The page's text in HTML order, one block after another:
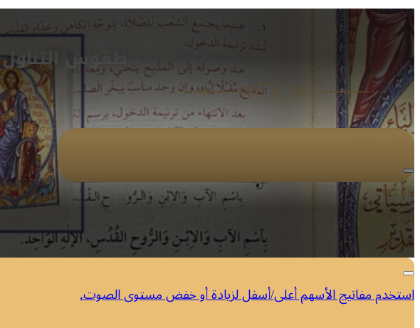
طقوس
مشغل الصوت
00:00
00:00
00:00
استخدم مفاتيح الأسهم أعلى/أسفل لزيادة أو خفض مستوى الصوت.